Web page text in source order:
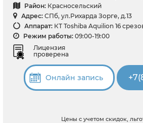
Район: Красносельский
Адрес: СПб, ул.Рихарда Зорге, д.13
Аппарат: КТ Toshiba Aquilion 16
Режим работы: 09:00-19:00
Лицензия
проверена
Онлайн запись
Цены с учетом скидок,